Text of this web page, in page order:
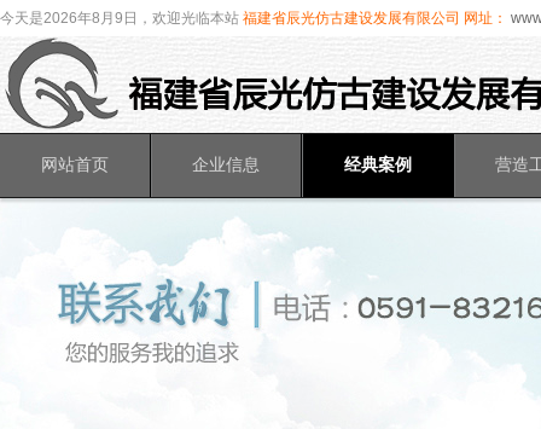
今天是2026年8月9日，欢迎光临本站 福建省辰光仿古建设发展有限公司 网址：
网站首页 企业信息 经典案例 营造